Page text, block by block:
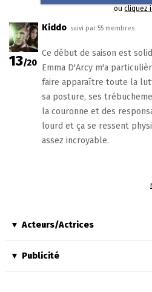
oucliquez
13/20
Kiddo suivi par 55 membres
Ce début de saison est
Emma D'Arcy m'a
faire apparaître toute la
sa posture, ses
la couronne et des
lourd et ça se ressent
assez incroyable.
Acteurs/Actrices
Publicité